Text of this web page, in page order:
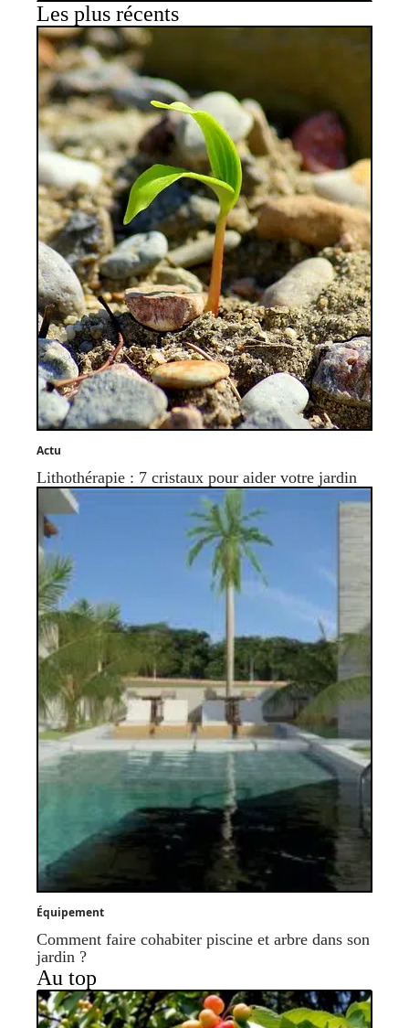
Les plus récents
Actu
Lithothérapie : 7 cristaux pour aider votre jardin
Équipement
Comment faire cohabiter piscine et arbre dans son
jardin ?
Au top